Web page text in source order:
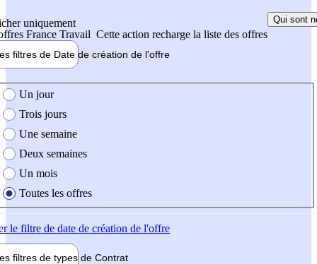
uniquement
France Travail Cette action recharge la liste des offres
Qui sont
filtres de Date de création de l'offre
création de l'offre
Un jour
Trois jours
Une semaine
Deux semaines
Un mois
Toutes les offres
le filtre de date de création de l'offre
filtres de types de Contrat